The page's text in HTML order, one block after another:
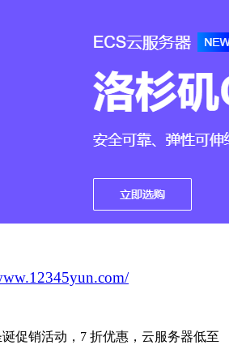
促销活动，7 折优惠，云服务器低至